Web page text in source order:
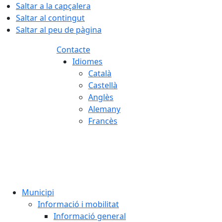
Saltar a la capçalera
Saltar al contingut
Saltar al peu de pàgina
Contacte
Idiomes
Català
Castellà
Anglès
Alemany
Francès
Municipi
Informació i mobilitat
Informació general